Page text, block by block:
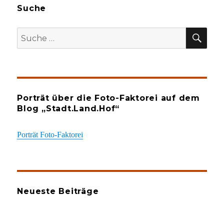
Suche
Suche
nach:
Porträt über die Foto-Faktorei auf dem
Blog „Stadt.Land.Hof“
Porträt Foto-Faktorei
Neueste Beiträge